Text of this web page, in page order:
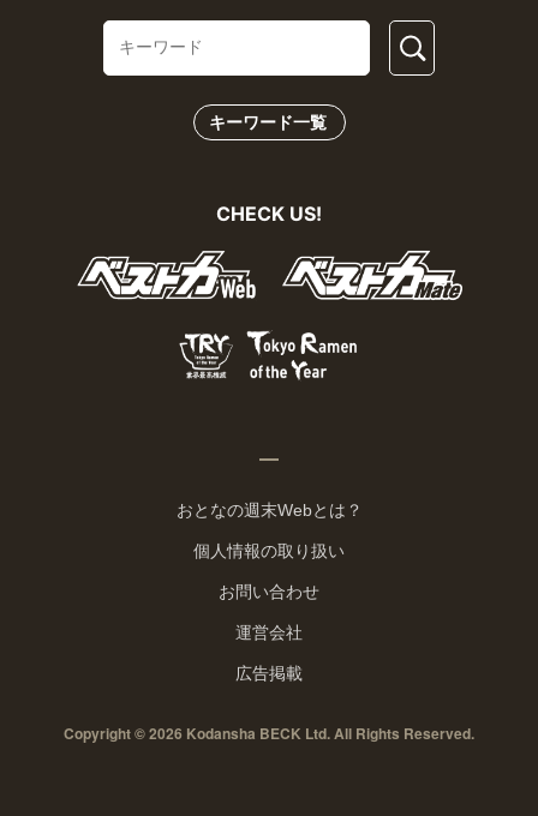
キーワード一覧
CHECK US!
おとなの週末Webとは？
個人情報の取り扱い
お問い合わせ
運営会社
広告掲載
Copyright © 2026 Kodansha BECK Ltd. All Rights Reserved.